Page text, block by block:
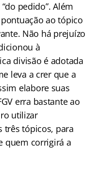
pedido”. Além
ao tópico
Não há prejuízo
à
divisão é adotada
leva a crer que a
elabore suas
erra bastante ao
utilizar
três tópicos, para
quem corrigirá a